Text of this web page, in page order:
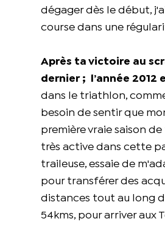
dégager dès le début,
course dans une
Après ta victoire au
dernier ; l’année
dans le triathlon,
besoin de sentir que
première vraie saison
très active dans cette
traileuse, essaie de
pour transférer des
distances tout au long
54kms, pour arriver aux